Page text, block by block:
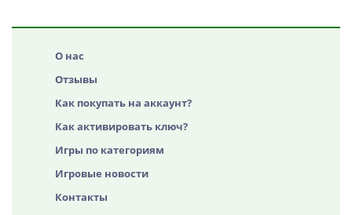
О нас
Отзывы
Как покупать на аккаунт?
Как активировать ключ?
Игры по категориям
Игровые новости
Контакты